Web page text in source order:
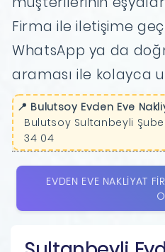
Firma ile iletişime
WhatsApp ya da
araması ile kolayca
📍 Bulutsoy Evden Eve
Bulutsoy Sultanbeyli
34 04
EVDEN EVE NAKLIYAT